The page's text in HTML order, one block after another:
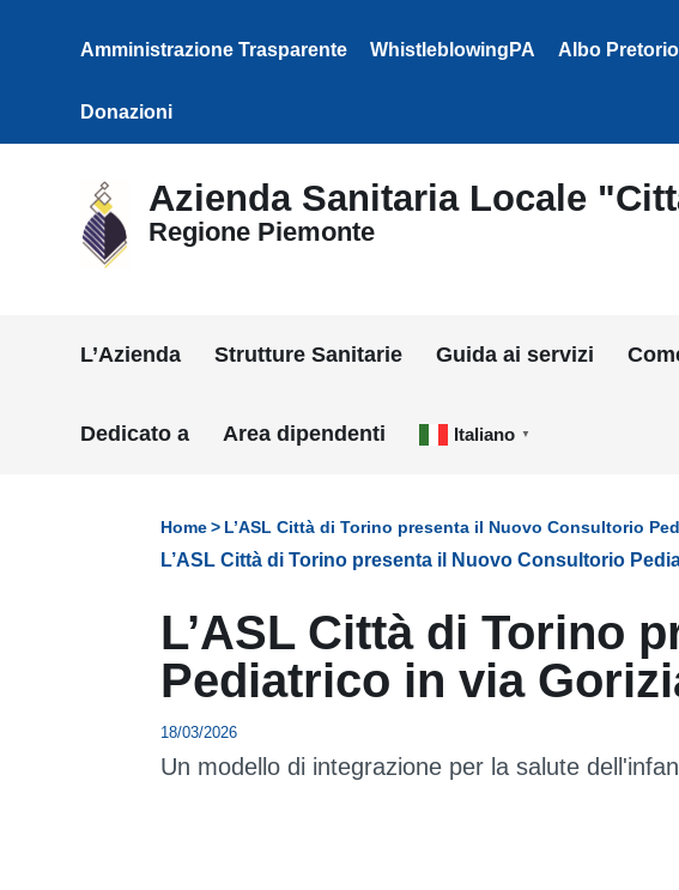
Vai al menu di navigazione
Amministrazione Trasparente WhistleblowingPA Albo Pretorio
Donazioni
Azienda Sanitaria Locale
Regione Piemonte
L’Azienda Strutture Sanitarie Guida ai servizi
Dedicato a Area dipendenti Italiano ▼
Home L’ASL Città di Torino presenta il Nuovo Consultorio
L’ASL Città di Torino presenta il Nuovo Consultorio
L’ASL Città di Torino
Pediatrico in via
18/03/2026
Un modello di integrazione per la salute